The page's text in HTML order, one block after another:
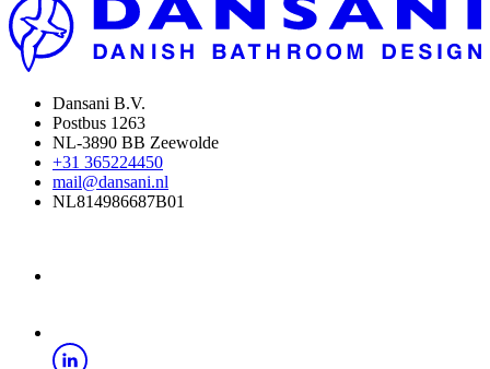
Dansani B.V.
Postbus 1263
NL-3890 BB Zeewolde
+31 365224450
mail@dansani.nl
NL814986687B01